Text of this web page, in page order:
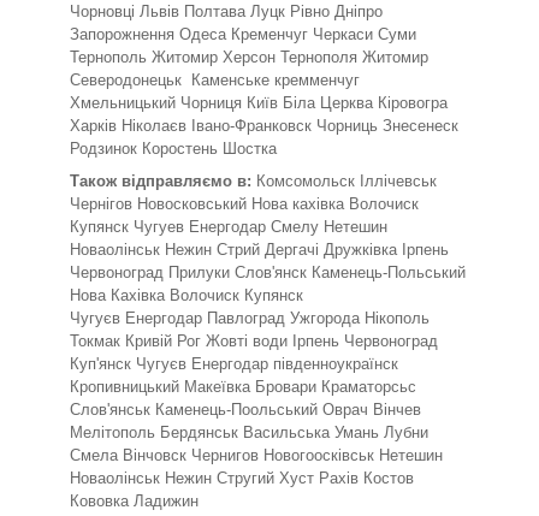
Чорновці Львів Полтава Луцк Рівно Дніпро
Запорожнення Одеса Кременчуг Черкаси Суми
Тернополь Житомир Херсон Тернополя Житомир
Северодонецьк Каменське кремменчуг
Хмельницький Чорниця Київ Біла Церква Кіровогра
Харків Ніколаєв Івано-Франковск Чорниць Знесенеск
Родзинок Коростень Шостка
Також відправляємо в: Комсомольск Іллічевськ
Чернігов Новосковський Нова кахівка Волочиск
Купянск Чугуев Енергодар Смелу Нетешин
Новаолінськ Нежин Стрий Дергачі Дружківка Ірпень
Червоноград Прилуки Слов'янск Каменець-Польський
Нова Кахівка Волочиск Купянск
Чугуєв Енергодар Павлоград Ужгорода Нікополь
Токмак Кривій Рог Жовті води Ірпень Червоноград
Куп'янск Чугуєв Енергодар південноукраїнск
Кропивницький Макеївка Бровари Краматорсьс
Слов'янськ Каменець-Поольський Оврач Вінчев
Мелітополь Бердянськ Васильська Умань Лубни
Смела Вінчовск Чернигов Новогоосківськ Нетешин
Новаолінськ Нежин Стругий Хуст Рахів Костов
Кововка Ладижин